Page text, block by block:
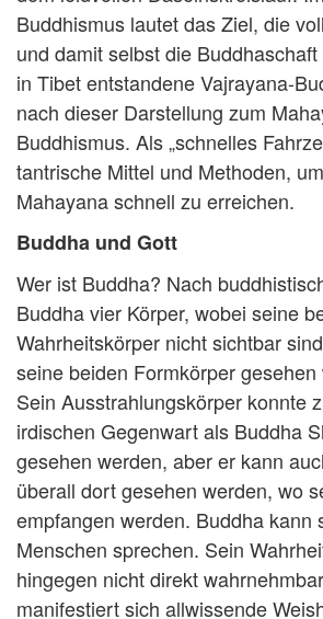
Buddhismus lautet das Ziel, die
und damit selbst die
in Tibet entstandene Vajrayana-
nach dieser Darstellung zum
Buddhismus. Als „schnelles
tantrische Mittel und Methoden,
Mahayana schnell zu erreichen.
Buddha und Gott
Wer ist Buddha? Nach
Buddha vier Körper, wobei seine
Wahrheitskörper nicht sichtbar
seine beiden Formkörper
Sein Ausstrahlungskörper konnte
irdischen Gegenwart als Buddha
gesehen werden, aber er kann
überall dort gesehen werden, wo
empfangen werden. Buddha kann
Menschen sprechen. Sein
hingegen nicht direkt
manifestiert sich allwissende